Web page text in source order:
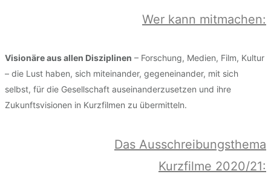
Wer kann mitmachen:
Visionäre aus allen Disziplinen – Forschung, Medien, Film, Kultur
– die Lust haben, sich miteinander, gegeneinander, mit sich
selbst, für die Gesellschaft auseinanderzusetzen und ihre
Zukunftsvisionen in Kurzfilmen zu übermitteln.
Das Ausschreibungsthema
Kurzfilme 2020/21: